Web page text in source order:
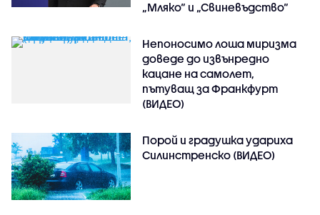
„Мляко“ и „Свиневъдство“
Непоносимо лоша миризма
доведе до извънредно
кацане на самолет,
пътуващ за Франкфурт
(ВИДЕО)
Порой и градушка удариха
Силинстренско (ВИДЕО)